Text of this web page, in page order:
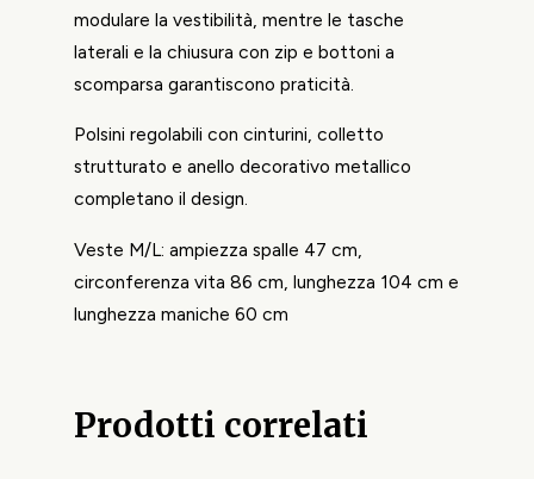
modulare la vestibilità, mentre le tasche
laterali e la chiusura con zip e bottoni a
scomparsa garantiscono praticità.
Polsini regolabili con cinturini, colletto
strutturato e anello decorativo metallico
completano il design.
Veste M/L: ampiezza spalle 47 cm,
circonferenza vita 86 cm, lunghezza 104 cm e
lunghezza maniche 60 cm
Prodotti correlati